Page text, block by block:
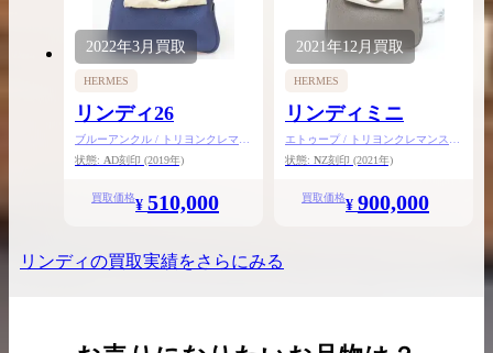
2022年3月買取
HERMES
リンディ26
ブルーアンクル / トリヨンクレマン
ス / ゴールド金具
状態: AD刻印 (2019年)
買取価格¥ 510,000
2021年12月 買取
HERMES
リンディミニ
エトゥープ / トリヨンクレマンス /
ゴールド金具
状態: NZ刻印 (2021年)
買取価格¥ 900,000
リンディの買取実績をさらにみる